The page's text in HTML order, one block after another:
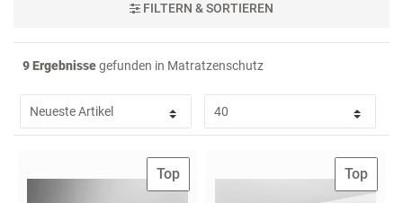
FILTERN & SORTIEREN
9 Ergebnissegefunden in Matratzenschutz
Top Top